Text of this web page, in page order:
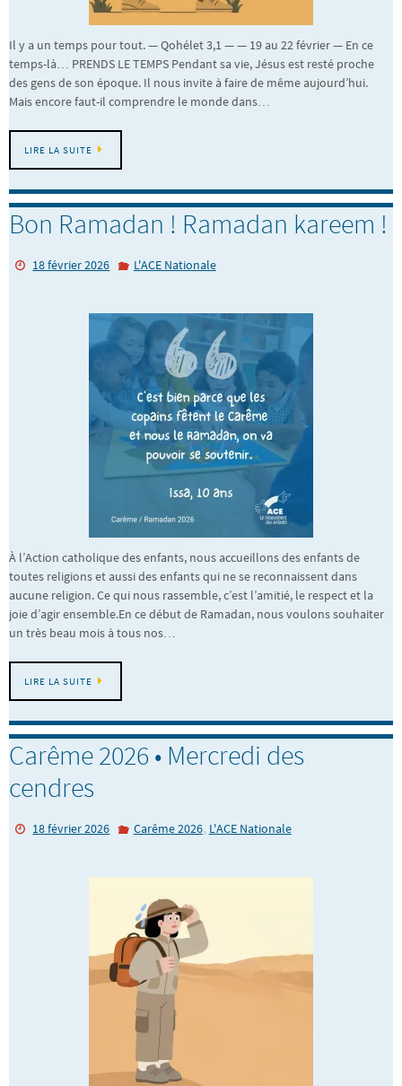
Il y a un temps pour tout. — Qohélet 3,1 — — 19 au 22 février — En ce
temps-là… PRENDS LE TEMPS Pendant sa vie, Jésus est resté proche
des gens de son époque. Il nous invite à faire de même aujourd’hui.
Mais encore faut-il comprendre le monde dans…
LIRE LA SUITE
Bon Ramadan ! Ramadan kareem !
18 février 2026 L'ACE Nationale
À l’Action catholique des enfants, nous accueillons des enfants de
toutes religions et aussi des enfants qui ne se reconnaissent dans
aucune religion. Ce qui nous rassemble, c’est l’amitié, le respect et la
joie d’agir ensemble.En ce début de Ramadan, nous voulons souhaiter
un très beau mois à tous nos…
LIRE LA SUITE
Carême 2026 • Mercredi des
cendres
18 février 2026 Carême 2026, L'ACE Nationale